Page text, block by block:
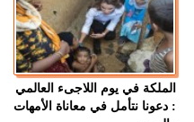
الملكة في يوم اللاجىء العالمي
: دعونا نتأمل في معاناة الأمهات